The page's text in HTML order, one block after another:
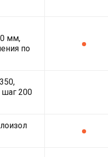
мм,
по
200